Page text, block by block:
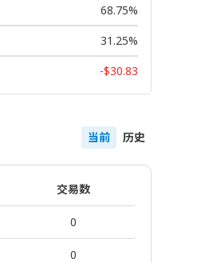
68.75%
31.25%
-$30.83
当前 历史
交易数
0
0